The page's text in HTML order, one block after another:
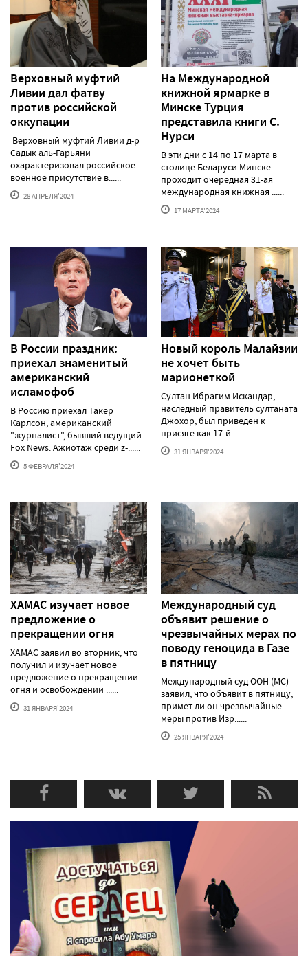
Верховный муфтий
Ливии дал фатву
против российской
оккупации
Верховный муфтий Ливии д-р
Садык аль-Гарьяни
охарактеризовал российское
военное присутствие в......
28 АПРЕЛЯ'2024
На Международной
книжной ярмарке в
Минске Турция
представила книги С.
Нурси
В эти дни с 14 по 17 марта в
столице Беларуси Минске
проходит очередная 31-ая
международная книжная ......
17 МАРТА'2024
В России праздник:
приехал знаменитый
американский
исламофоб
В Россию приехал Такер
Карлсон, американский
"журналист", бывший ведущий
Fox News. Ажиотаж среди z-......
5 ФЕВРАЛЯ'2024
Новый король Малайзии
не хочет быть
марионеткой
Султан Ибрагим Искандар,
наследный правитель султаната
Джохор, был приведен к
присяге как 17-й......
31 ЯНВАРЯ'2024
ХАМАС изучает новое
предложение о
прекращении огня
ХАМАС заявил во вторник, что
получил и изучает новое
предложение о прекращении
огня и освобождении ......
31 ЯНВАРЯ'2024
Международный суд
объявит решение о
чрезвычайных мерах по
поводу геноцида в Газе
в пятницу
Международный суд ООН (МС)
заявил, что объявит в пятницу,
примет ли он чрезвычайные
меры против Изр......
25 ЯНВАРЯ'2024